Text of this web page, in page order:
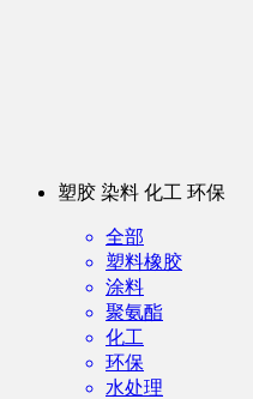
塑胶 染料 化工 环保
全部
塑料橡胶
涂料
聚氨酯
化工
环保
水处理